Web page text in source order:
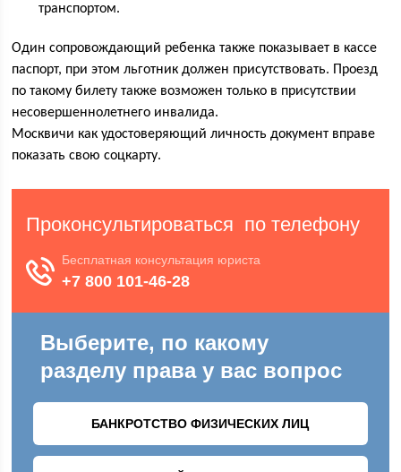
транспортом.
Один сопровождающий ребенка также показывает в кассе
паспорт, при этом льготник должен присутствовать. Проезд
по такому билету также возможен только в присутствии
несовершеннолетнего инвалида.
Москвичи как удостоверяющий личность документ вправе
показать свою соцкарту.